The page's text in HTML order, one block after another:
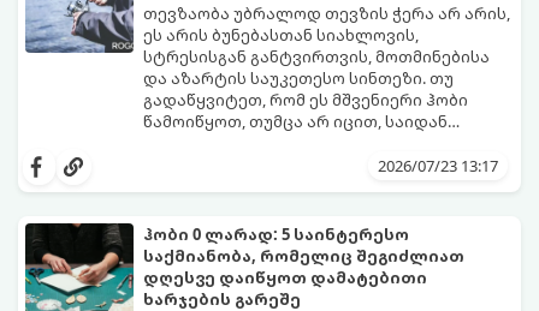
თევზაობა უბრალოდ თევზის ჭერა არ არის,
ეს არის ბუნებასთან სიახლოვის,
სტრესისგან განტვირთვის, მოთმინებისა
და აზარტის საუკეთესო სინთეზი. თუ
გადაწყვიტეთ, რომ ეს მშვენიერი ჰობი
წამოიწყოთ, თუმცა არ იცით, საიდან
ეს ამომწურავი გზამკვლევი სწორედ
2026/07/23 13:17
ჰობი 0 ლარად: 5 საინტერესო
საქმიანობა, რომელიც შეგიძლიათ
დღესვე დაიწყოთ დამატებითი
ხარჯების გარეშე